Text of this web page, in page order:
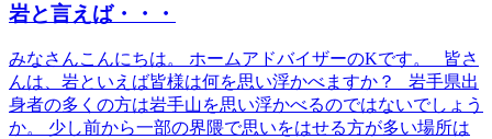
岩と言えば・・・
みなさんこんにちは。 ホームアドバイザーのKです。 皆さ
んは、岩といえば皆様は何を思い浮かべますか？ 岩手県出
身者の多くの方は岩手山を思い浮かべるのではないでしょう
か。 少し前から一部の界隈で思いをはせる方が多い場所は